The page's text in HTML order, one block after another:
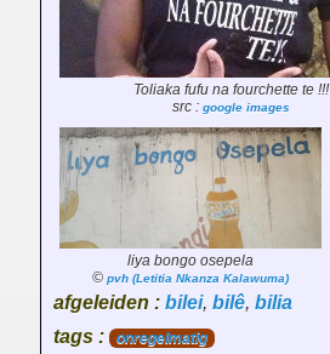
Toliaka fufu na fourchette te !!!
src : google images
liya bongo osepela
© pvh (Letitia Nkanza Kalawuma)
afgeleiden : bilei, bilê, bilia
tags :
onregelmatig